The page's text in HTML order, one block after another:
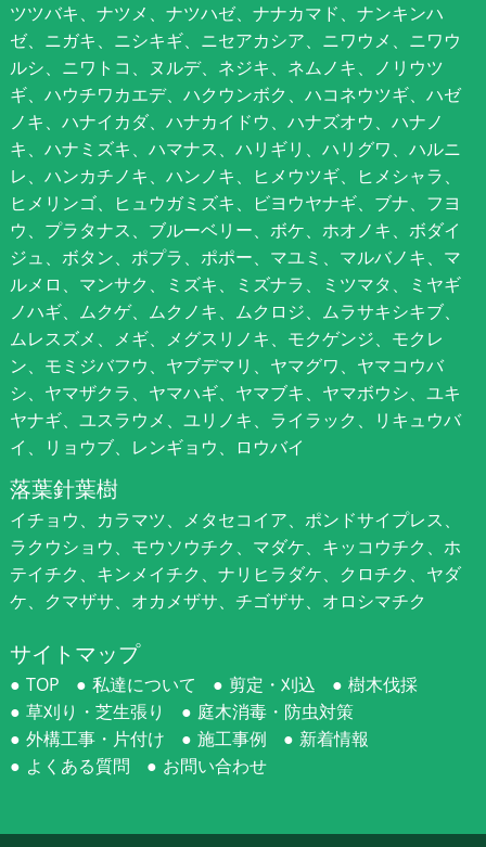
ツツバキ、ナツメ、ナツハゼ、ナナカマド、ナンキンハ
ゼ、ニガキ、ニシキギ、ニセアカシア、ニワウメ、ニワウ
ルシ、ニワトコ、ヌルデ、ネジキ、ネムノキ、ノリウツ
ギ、ハウチワカエデ、ハクウンボク、ハコネウツギ、ハゼ
ノキ、ハナイカダ、ハナカイドウ、ハナズオウ、ハナノ
キ、ハナミズキ、ハマナス、ハリギリ、ハリグワ、ハルニ
レ、ハンカチノキ、ハンノキ、ヒメウツギ、ヒメシャラ、
ヒメリンゴ、ヒュウガミズキ、ビヨウヤナギ、ブナ、フヨ
ウ、プラタナス、ブルーベリー、ボケ、ホオノキ、ボダイ
ジュ、ボタン、ポプラ、ポポー、マユミ、マルバノキ、マ
ルメロ、マンサク、ミズキ、ミズナラ、ミツマタ、ミヤギ
ノハギ、ムクゲ、ムクノキ、ムクロジ、ムラサキシキブ、
ムレスズメ、メギ、メグスリノキ、モクゲンジ、モクレ
ン、モミジバフウ、ヤブデマリ、ヤマグワ、ヤマコウバ
シ、ヤマザクラ、ヤマハギ、ヤマブキ、ヤマボウシ、ユキ
ヤナギ、ユスラウメ、ユリノキ、ライラック、リキュウバ
イ、リョウブ、レンギョウ、ロウバイ
落葉針葉樹
イチョウ、カラマツ、メタセコイア、ポンドサイプレス、
ラクウショウ、モウソウチク、マダケ、キッコウチク、ホ
テイチク、キンメイチク、ナリヒラダケ、クロチク、ヤダ
ケ、クマザサ、オカメザサ、チゴザサ、オロシマチク
サイトマップ
TOP 私達について 剪定・刈込
樹木伐採
草刈り・芝生張り
庭木消毒・防虫対策
外構工事・片付け
施工事例
新着情報
よくある質問
お問い合わせ